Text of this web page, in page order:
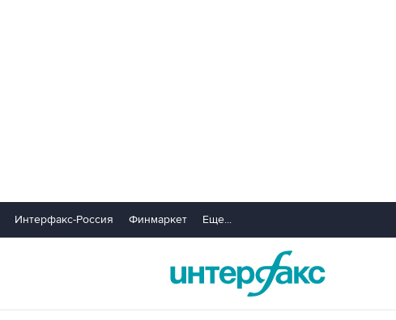
Интерфакс-Россия Финмаркет Еще...